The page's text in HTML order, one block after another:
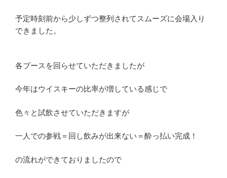
予定時刻前から少しずつ整列されてスムーズに会場入り
できました。
各ブースを回らせていただきましたが
今年はウイスキーの比率が増している感じで
色々と試飲させていただきますが
一人での参戦＝回し飲みが出来ない＝酔っ払い完成！
の流れができておりましたので